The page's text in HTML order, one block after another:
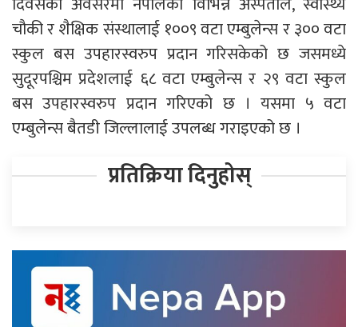
चौकी र शैक्षिक संस्थालाई १००९ वटा एम्बुलेन्स र ३०० वटा
स्कुल बस उपहारस्वरुप प्रदान गरिसकेको छ जसमध्ये
सुदूरपश्चिम प्रदेशलाई ६८ वटा एम्बुलेन्स र २९ वटा स्कुल
बस उपहारस्वरुप प्रदान गरिएको छ । यसमा ५ वटा
एम्बुलेन्स बैतडी जिल्लालाई उपलब्ध गराइएको छ ।
प्रतिक्रिया दिनुहोस्